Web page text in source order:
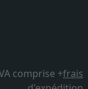
comprise +frais